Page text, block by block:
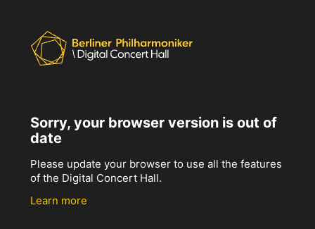
Sorry, your browser version is out of
date
Please update your browser to use all the features
of the Digital Concert Hall.
Learn more